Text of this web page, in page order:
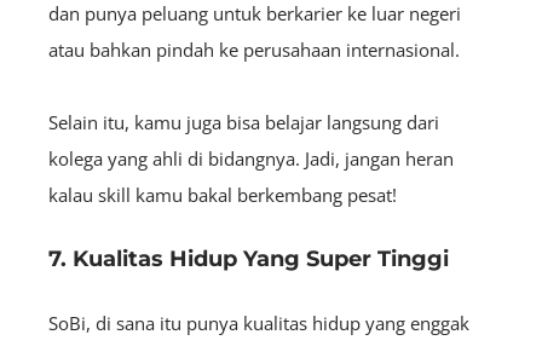
dan punya peluang untuk berkarier ke luar negeri
atau bahkan pindah ke perusahaan internasional.
Selain itu, kamu juga bisa belajar langsung dari
kolega yang ahli di bidangnya. Jadi, jangan heran
kalau skill kamu bakal berkembang pesat!
7. Kualitas Hidup Yang Super Tinggi
SoBi, di sana itu punya kualitas hidup yang enggak